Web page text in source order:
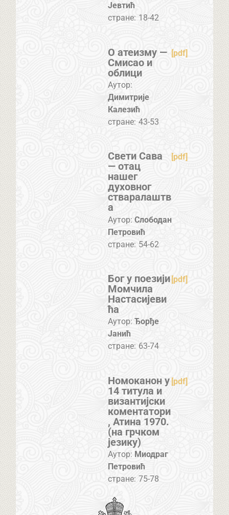
Јевтић
стране: 18-42
О атеизму —
Смисао и
облици
[pdf]
Аутор:
Димитрије
Калезић
стране: 43-53
Свети Сава
— отац
нашег
духовног
стваралаштв
а
[pdf]
Аутор: Слободан
Петровић
стране: 54-62
Бог у поезији
Момчила
Настасијеви
ћа
[pdf]
Аутор: Ђорђе
Јанић
стране: 63-74
Номоканон у
14 титула и
византијски
коментатори
, Атина 1970.
(на грчком
језику)
[pdf]
Аутор: Миодраг
Петровић
стране: 75-78